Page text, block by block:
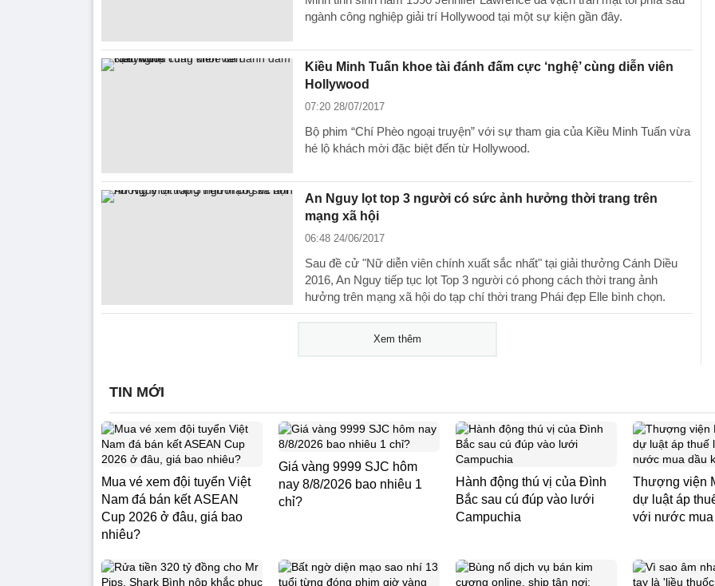
ngành công nghiệp giải trí Hollywood tại một sự kiện gần đây.
Kiều Minh Tuấn khoe tài đánh đấm cực ‘nghệ’ cùng diễn viên
Hollywood
07:20 28/07/2017
Bộ phim “Chí Phèo ngoại truyện” với sự tham gia của Kiều Minh Tuấn vừa
hé lộ khách mời đặc biệt đến từ Hollywood.
An Nguy lọt top 3 người có sức ảnh hưởng thời trang trên
mạng xã hội
06:48 24/06/2017
Sau đề cử "Nữ diễn viên chính xuất sắc nhất" tại giải thưởng Cánh Diều
2016, An Nguy tiếp tục lọt Top 3 người có phong cách thời trang ảnh
hưởng trên mạng xã hội do tạp chí thời trang Phái đẹp Elle bình chọn.
Xem thêm
TIN MỚI
Mua vé xem đội tuyển Việt
Nam đá bán kết ASEAN
Cup 2026 ở đâu, giá bao
nhiêu?
Giá vàng 9999 SJC hôm
nay 8/8/2026 bao nhiêu 1
chỉ?
Hành động thú vị của Đình
Bắc sau cú đúp vào lưới
Campuchia
Thượng viện
dự luật áp
với nước mua